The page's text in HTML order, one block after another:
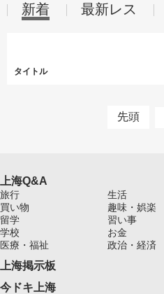
新着 最新レス
タイトル
先頭
上海Q&A
旅行 生活
買い物
趣味・娯楽
留学
習い事
学校
お金
医療・福祉
政治・経済
上海掲示板
今ドキ上海